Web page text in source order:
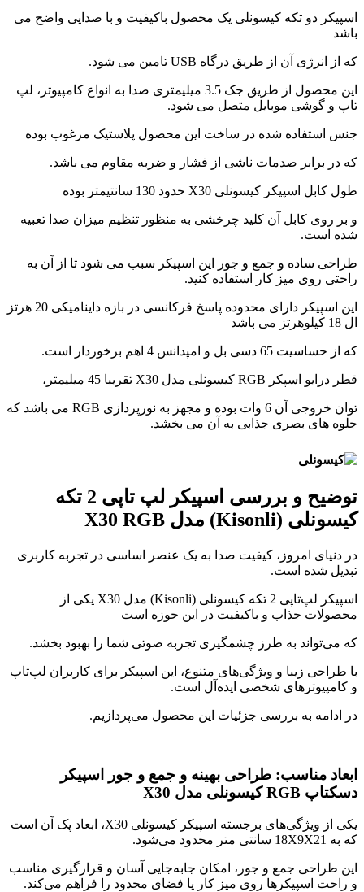
اسپیکر دو تکه کیسونلی یک محصول باکیفیت و با صدایی واضح می
باشد
که از انرژی آن از طریق درگاه USB تامین می شود.
این محصول از طریق جک 3.5 میلیمتری صدا به انواع کامپیوتر، لپ
تاپ و گوشی موبایل متصل می شود.
جنس استفاده شده در ساخت این محصول پلاستیک مرغوب بوده
که در برابر صدمات ناشی از فشار و ضربه مقاوم می باشد.
طول کابل اسپیکر کیسونلی X30 حدود 130 سانتیمتر بوده
و بر روی کابل آن کلید چرخشی به منظور تنظیم میزان صدا تعبیه
شده است.
طراحی ساده و جمع و جور این اسپیکر سبب می شود تا از آن به
راحتی روی میز کار استفاده کنید.
این اسپیکر دارای محدوده پاسخ فرکانسی در بازه داینامیکی 20 هرتز
ال 18 کیلوهرتز می باشد
که از حساسیت 65 دسی بل و امپدانس 4 اهم برخوردار است.
قطر درایو اسپکر RGB کیسونلی مدل X30 تقریبا 45 میلیمتر،
توان خروجی آن 6 وات بوده و مجهز به نورپردازی RGB می باشد که
جلوه های بصری جذابی به آن می بخشد.
توضیح و بررسی اسپیکر لپ تاپی 2 تکه
کیسونلی (Kisonli) مدل X30 RGB
در دنیای امروز، کیفیت صدا به یک عنصر اساسی در تجربه کاربری
تبدیل شده است.
اسپیکر لپ‌تاپی 2 تکه کیسونلی (Kisonli) مدل X30 یکی از
محصولات جذاب و باکیفیت در این حوزه است
که می‌تواند به طرز چشمگیری تجربه صوتی شما را بهبود بخشد.
با طراحی زیبا و ویژگی‌های متنوع، این اسپیکر برای کاربران لپ‌تاپ
و کامپیوترهای شخصی ایده‌آل است.
در ادامه به بررسی جزئیات این محصول می‌پردازیم.
ابعاد مناسب: طراحی بهینه و جمع و جور اسپیکر
دسکتاپ RGB کیسونلی مدل X30
یکی از ویژگی‌های برجسته اسپیکر کیسونلی X30، ابعاد پک آن است
که به 18X9X21 سانتی متر محدود می‌شود.
این طراحی جمع و جور، امکان جابه‌جایی آسان و قرارگیری مناسب
و راحت اسپیکرها روی میز کار یا فضای محدود را فراهم می‌کند.